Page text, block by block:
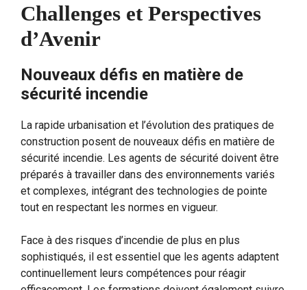
Challenges et Perspectives
d’Avenir
Nouveaux défis en matière de
sécurité incendie
La rapide urbanisation et l’évolution des pratiques de
construction posent de nouveaux défis en matière de
sécurité incendie. Les agents de sécurité doivent être
préparés à travailler dans des environnements variés
et complexes, intégrant des technologies de pointe
tout en respectant les normes en vigueur.
Face à des risques d’incendie de plus en plus
sophistiqués, il est essentiel que les agents adaptent
continuellement leurs compétences pour réagir